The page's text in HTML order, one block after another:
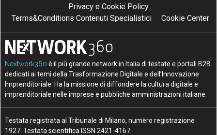
Privacy e Cookie Policy
Terms&Conditions Contenuti Specialistici
Cookie Center
Nextwork360 è il più grande network in Italia di testate e portali B2B
dedicati ai temi della Trasformazione Digitale e dell’Innovazione
Imprenditoriale. Ha la missione di diffondere la cultura digitale e
imprenditoriale nelle imprese e pubbliche amministrazioni italiane.
Testata registrata al Tribunale di Milano, numero registrazione
1927. Testata scientifica ISSN 2421-4167